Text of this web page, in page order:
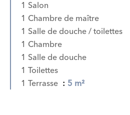
1 Salon
1 Chambre de maître
1 Salle de douche / toilettes
1 Chambre
1 Salle de douche
1 Toilettes
1 Terrasse
5 m²